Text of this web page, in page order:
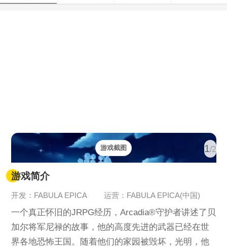
1/2
游戏截图
游戏简介
开发：FABULA EPICA 运营：FABULA EPICA(中国)
一个真正怀旧的JRPG经历，Arcadia®守护者讲述了贝
加尔将军尼禄的故事，他的高度先进的武器已经在世
界各地恐怖王国。随着他们的家园被毁坏，光明，他